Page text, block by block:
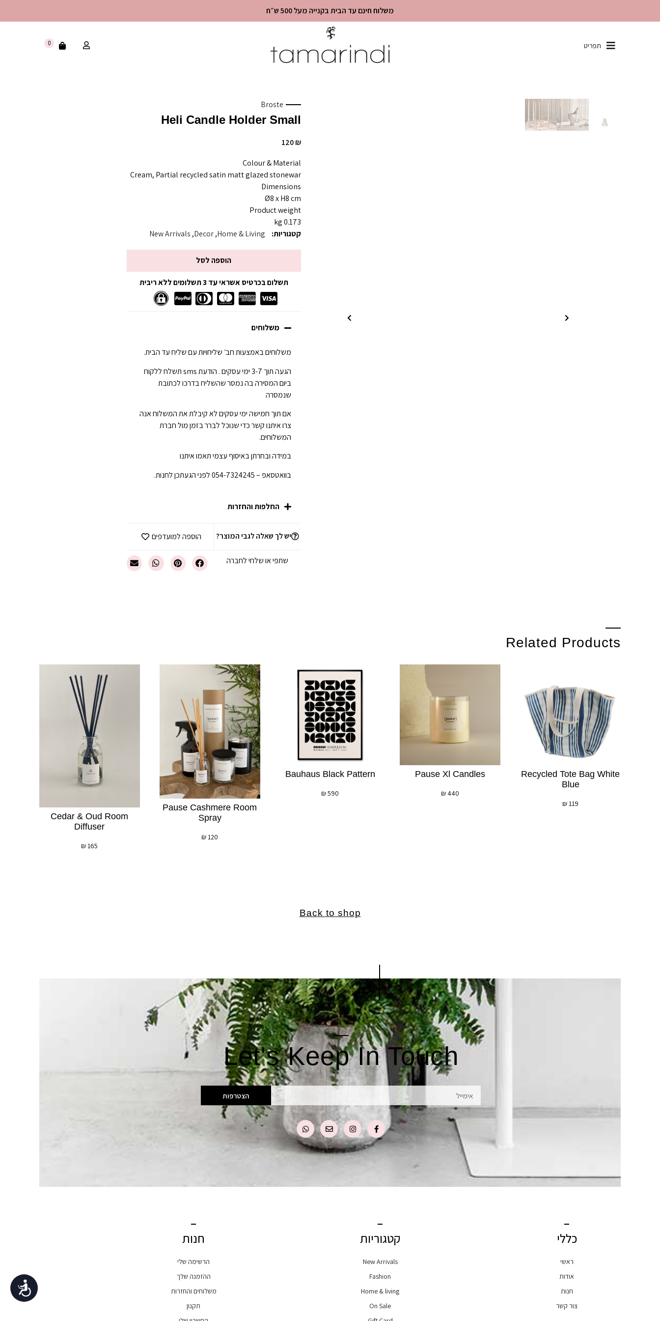
נגישות
משלוח חינם עד הבית בקנייה מעל 500 ש״ח
תפריט 0
Broste
Heli Candle Holder Small
120₪
Colour & Material
Cream, Partial recycled satin matt glazed stonewar
Dimensions
Ø8 x H8 cm
Product weight
0.173 kg
קטגוריות:
Home & Living
,
Decor
,
New Arrivals
הוספה לסל
תשלום בכרטיס אשראי עד 3 תשלומים ללא ריבית
משלוחים
משלוחים באמצעות חב׳ שליחויות עם שליח עד הבית.
הגעה תוך 3-7 ימי עסקים . הודעת sms תשלח ללקוח
ביום המסירה בה נמסר שהשליח בדרכו לכתובת
שנמסרה
אם תוך חמישה ימי עסקים לא קיבלת את המשלוח אנה
צרו איתנו קשר כדי שנוכל לברר בזמן מול חברת
המשלוחים.
במידה ובחרתן באיסוף עצמי תאמו איתנו
בוואטסאפ – 054-7324245 לפני הגעתכן לחנות.
החלפות והחזרות
יש לך שאלה לגבי המוצר? הוספה למועדפים
שתפי או שלחי לחברה
Related Products
Recycled Tote Bag White
Blue
119
₪
Pause Xl Candles
440
₪
Bauhaus Black Pattern
590
₪
Pause Cashmere Room
Spray
120
₪
Cedar & Oud Room
Diffuser
165
₪
Back to shop
Let's Keep In Touch
הצטרפות
כללי
ראשי
אודות
חנות
צור קשר
קטגוריות
New Arrivals
Fashion
Home & living
On Sale
חנות
הרשימה שלי
ההזמנה שלך
משלוחים והחזרות
תקנון